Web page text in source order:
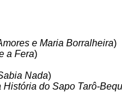
e Maria Borralheira)
a Fera)
Nada)
História do Sapo Tarô-